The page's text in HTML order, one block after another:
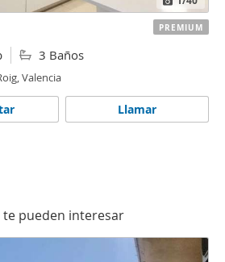
3 Baños
Valencia
Llamar
PREMIUM
te pueden interesar